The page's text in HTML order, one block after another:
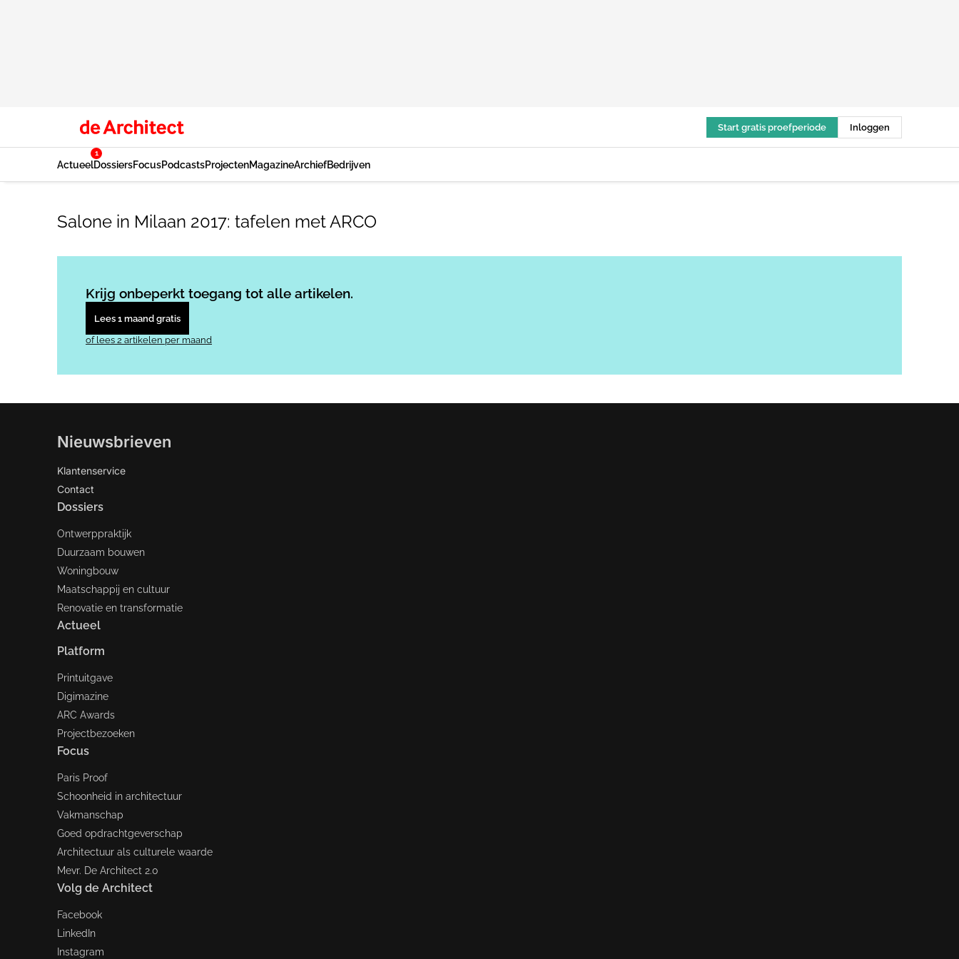
Start gratis proefperiode Inloggen
Actueel
1
DossiersFocusPodcastsProjectenMagazineArchiefBedrijven
Salone in Milaan 2017: tafelen met ARCO
Krijg onbeperkt toegang tot alle artikelen.
Lees 1 maand gratis
of lees 2 artikelen per maand
Nieuwsbrieven
Klantenservice
Contact
Dossiers
Ontwerppraktijk
Duurzaam bouwen
Woningbouw
Maatschappij en cultuur
Renovatie en transformatie
Actueel
Platform
Printuitgave
Digimazine
ARC Awards
Projectbezoeken
Focus
Paris Proof
Schoonheid in architectuur
Vakmanschap
Goed opdrachtgeverschap
Architectuur als culturele waarde
Mevr. De Architect 2.0
Volg de Architect
Facebook
LinkedIn
Instagram